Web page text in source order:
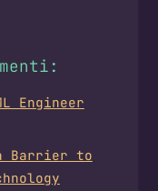
Engineer
Barrier to